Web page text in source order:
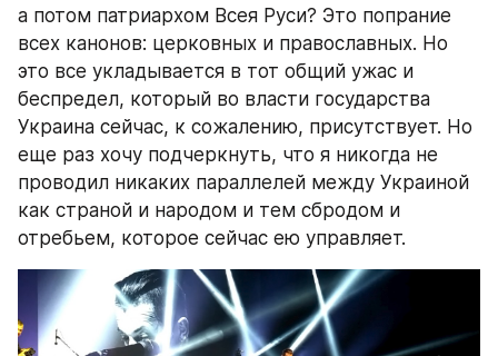
а потом патриархом Всея Руси? Это попрание
всех канонов: церковных и православных. Но
это все укладывается в тот общий ужас и
беспредел, который во власти государства
Украина сейчас, к сожалению, присутствует. Но
еще раз хочу подчеркнуть, что я никогда не
проводил никаких параллелей между Украиной
как страной и народом и тем сбродом и
отребьем, которое сейчас ею управляет.